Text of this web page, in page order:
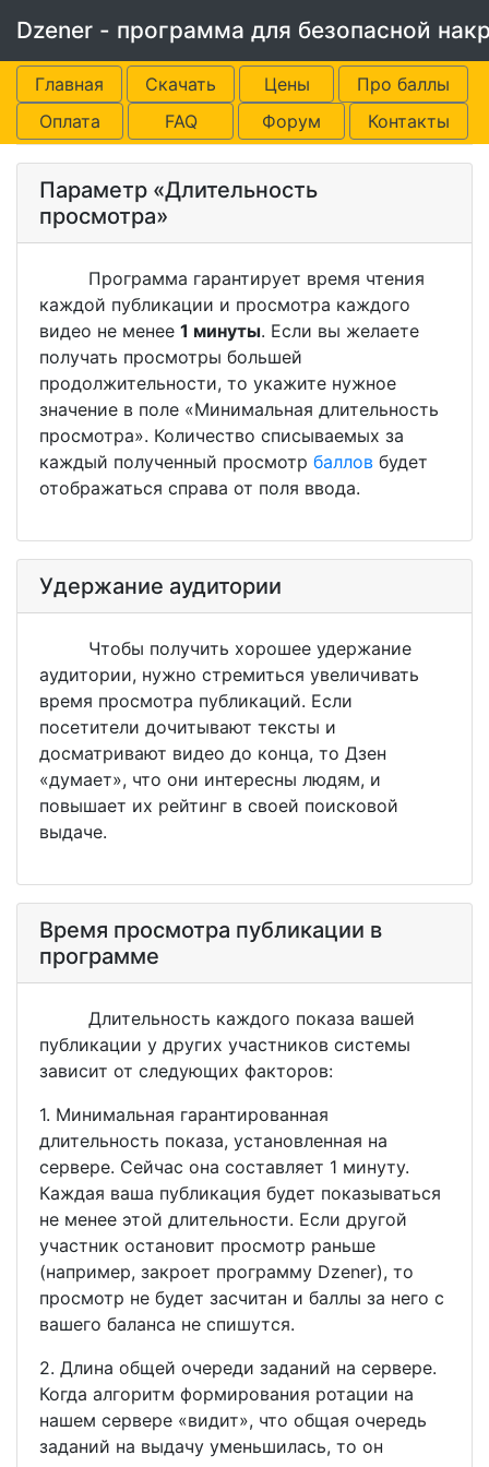
Dzener - программа для безопасной
Главная Скачать Цены
Про баллы
Оплата
FAQ Форум Контакты
Параметр «Длительность
просмотра»
Программа гарантирует время чтения
каждой публикации и просмотра каждого
видео не менее 1 минуты. Если вы желаете
получать просмотры большей
продолжительности, то укажите нужное
значение в поле «Минимальная длительность
просмотра». Количество списываемых за
каждый полученный просмотр баллов будет
отображаться справа от поля ввода.
Удержание аудитории
Чтобы получить хорошее удержание
аудитории, нужно стремиться увеличивать
время просмотра публикаций. Если
посетители дочитывают тексты и
досматривают видео до конца, то Дзен
«думает», что они интересны людям, и
повышает их рейтинг в своей поисковой
выдаче.
Время просмотра публикации в
программе
Длительность каждого показа вашей
публикации у других участников системы
зависит от следующих факторов:
1. Минимальная гарантированная
длительность показа, установленная на
сервере. Сейчас она составляет 1 минуту.
Каждая ваша публикация будет показываться
не менее этой длительности. Если другой
участник остановит просмотр раньше
(например, закроет программу Dzener), то
просмотр не будет засчитан и баллы за него с
вашего баланса не спишутся.
2. Длина общей очереди заданий на сервере.
Когда алгоритм формирования ротации на
нашем сервере «видит», что общая очередь
заданий на выдачу уменьшилась, то он